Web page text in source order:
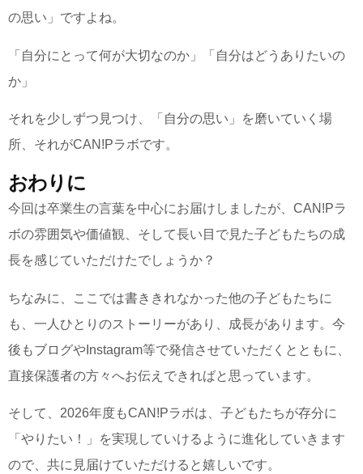
の思い」ですよね。
「自分にとって何が大切なのか」「自分はどうありたいの
か」
それを少しずつ見つけ、「自分の思い」を磨いていく場
所、それがCAN!Pラボです。
おわりに
今回は卒業生の言葉を中心にお届けしましたが、CAN!Pラ
ボの雰囲気や価値観、そして長い目で見た子どもたちの成
長を感じていただけたでしょうか？
ちなみに、ここでは書ききれなかった他の子どもたちに
も、一人ひとりのストーリーがあり、成長があります。今
後もブログやInstagram等で発信させていただくとともに、
直接保護者の方々へお伝えできればと思っています。
そして、2026年度もCAN!Pラボは、子どもたちが存分に
「やりたい！」を実現していけるように進化していきます
ので、共に見届けていただけると嬉しいです。